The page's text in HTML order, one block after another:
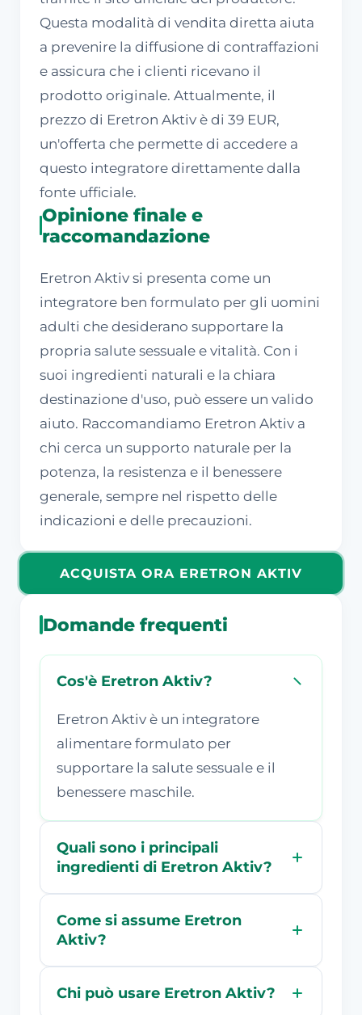
Questa modalità di vendita diretta aiuta
a prevenire la diffusione di contraffazioni
e assicura che i clienti ricevano il
prodotto originale. Attualmente, il
prezzo di Eretron Aktiv è di 39 EUR,
un'offerta che permette di accedere a
questo integratore direttamente dalla
fonte ufficiale.
Opinione finale e
raccomandazione
Eretron Aktiv si presenta come un
integratore ben formulato per gli uomini
adulti che desiderano supportare la
propria salute sessuale e vitalità. Con i
suoi ingredienti naturali e la chiara
destinazione d'uso, può essere un valido
aiuto. Raccomandiamo Eretron Aktiv a
chi cerca un supporto naturale per la
potenza, la resistenza e il benessere
generale, sempre nel rispetto delle
indicazioni e delle precauzioni.
ACQUISTA ORA ERETRON AKTIV
Domande frequenti
Cos'è Eretron Aktiv?
Eretron Aktiv è un integratore
alimentare formulato per
supportare la salute sessuale e il
benessere maschile.
Quali sono i principali
ingredienti di Eretron Aktiv?
Come si assume Eretron
Aktiv?
Chi può usare Eretron Aktiv?